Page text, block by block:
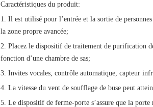
Caractéristiques du produit:
1. Il est utilisé pour l’entrée et la sortie de
la zone propre avancée;
2. Placez le dispositif de traitement de purification
fonction d’une chambre de sas;
3. Invites vocales, contrôle automatique, capteur
4. La vitesse du vent de soufflage de buse peut
5. Le dispositif de ferme-porte s’assure que la